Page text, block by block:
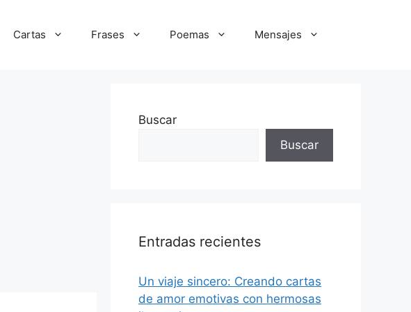
Cartas Frases Poemas Mensajes
Buscar
Buscar
Entradas recientes
Un viaje sincero: Creando cartas
de amor emotivas con hermosas